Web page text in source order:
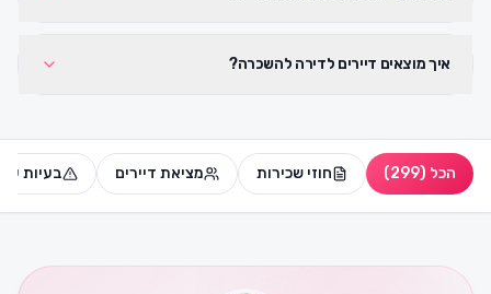
איך מוצאים דיירים לדירה להשכרה?
הכל (
299
) חוזי שכירות מציאת דיירים בעיות עם